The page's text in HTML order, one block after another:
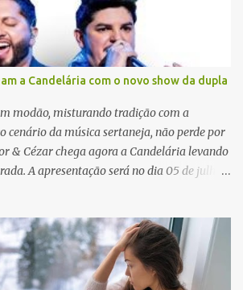
a Candelária com o novo show da dupla
modão, misturando tradição com a
cenário da música sertaneja, não perde por
& Cézar chega agora a Candelária levando
A apresentação será no dia 05 de julho
‘Simplesmente’ ainda nem foi lançado
público cantando com a gente, show após
gente que nos acompanha, desde os
Quadrado’ e, poder seguir juntos